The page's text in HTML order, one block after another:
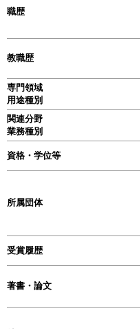
職歴
教職歴
専門領域
用途種別
関連分野
業務種別
資格・学位等
所属団体
受賞履歴
著書・論文